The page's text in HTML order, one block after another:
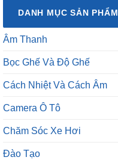
DANH MỤC SẢN PHẨM
Âm Thanh
Bọc Ghế Và Độ Ghế
Cách Nhiệt Và Cách Âm
Camera Ô Tô
Chăm Sóc Xe Hơi
Đào Tạo